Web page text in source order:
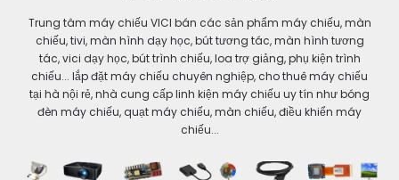
Trung tâm máy chiếu VICI bán các sản phẩm máy chiếu, màn
chiếu, tivi, màn hình dạy học, bút tương tác, màn hình tương
tác, vici dạy học, bút trình chiếu, loa trợ giảng, phụ kiện trình
chiếu... lắp đặt máy chiếu chuyên nghiệp, cho thuê máy chiếu
tại hà nội rẻ, nhà cung cấp linh kiện máy chiếu uy tín như bóng
đèn máy chiếu, quạt máy chiếu, màn chiếu, điều khiển máy
chiếu...